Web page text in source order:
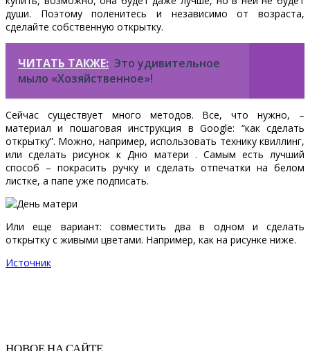
души. Поэтому поленитесь и независимо от возраста,
сделайте собственную открытку.
ЧИТАТЬ ТАКЖЕ: Это удивительное
мыло «Хозяйственное»!
Сейчас существует много методов. Все, что нужно, –
материал и пошаговая инструкция в Google: “как сделать
открытку”. Можно, например, использовать технику квиллинг,
или сделать рисунок к Дню матери . Самым есть лучший
способ – покрасить ручку и сделать отпечатки на белом
листке, а папе уже подписать.
Или еще вариант: совместить два в одном и сделать
открытку с живыми цветами. Например, как на рисунке ниже.
Источник
НОВОЕ НА САЙТЕ